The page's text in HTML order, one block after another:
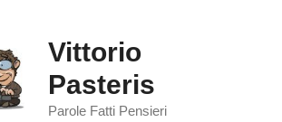
Vittorio
Pasteris
Parole Fatti Pensieri